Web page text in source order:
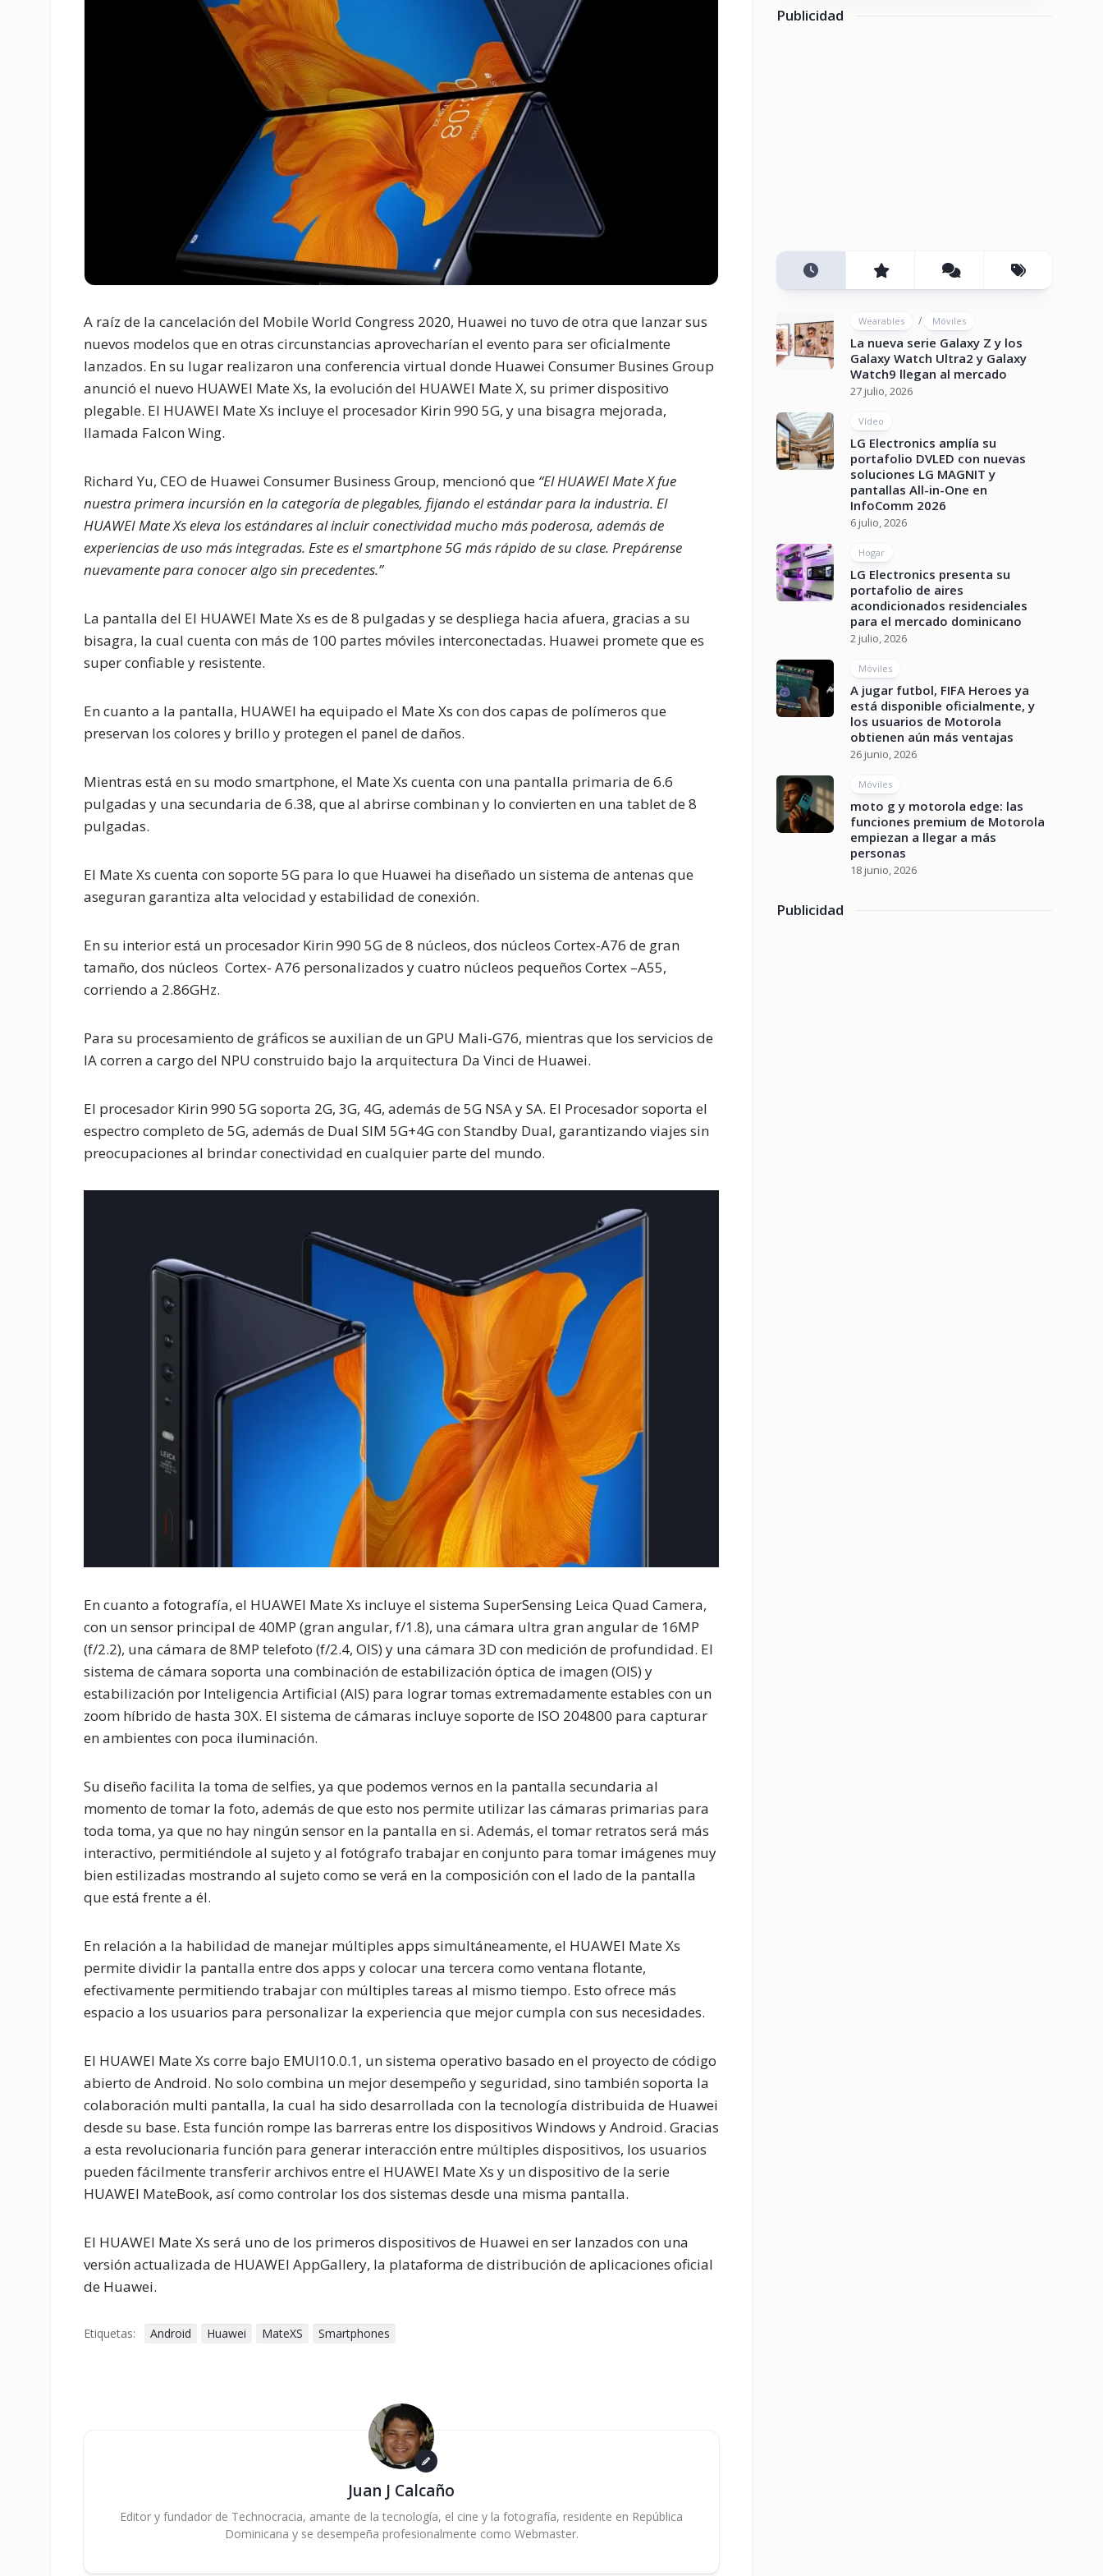
A raíz de la cancelación del Mobile World Congress 2020, Huawei no tuvo de otra que lanzar sus
nuevos modelos que en otras circunstancias aprovecharían el evento para ser oficialmente
lanzados. En su lugar realizaron una conferencia virtual donde Huawei Consumer Busines Group
anunció el nuevo HUAWEI Mate Xs, la evolución del HUAWEI Mate X, su primer dispositivo
plegable. El HUAWEI Mate Xs incluye el procesador Kirin 990 5G, y una bisagra mejorada,
llamada Falcon Wing.
Richard Yu, CEO de Huawei Consumer Business Group, mencionó que “El HUAWEI Mate X fue
nuestra primera incursión en la categoría de plegables, fijando el estándar para la industria. El
HUAWEI Mate Xs eleva los estándares al incluir conectividad mucho más poderosa, además de
experiencias de uso más integradas. Este es el smartphone 5G más rápido de su clase. Prepárense
nuevamente para conocer algo sin precedentes.”
La pantalla del El HUAWEI Mate Xs es de 8 pulgadas y se despliega hacia afuera, gracias a su
bisagra, la cual cuenta con más de 100 partes móviles interconectadas. Huawei promete que es
super confiable y resistente.
En cuanto a la pantalla, HUAWEI ha equipado el Mate Xs con dos capas de polímeros que
preservan los colores y brillo y protegen el panel de daños.
Mientras está en su modo smartphone, el Mate Xs cuenta con una pantalla primaria de 6.6
pulgadas y una secundaria de 6.38, que al abrirse combinan y lo convierten en una tablet de 8
pulgadas.
El Mate Xs cuenta con soporte 5G para lo que Huawei ha diseñado un sistema de antenas que
aseguran garantiza alta velocidad y estabilidad de conexión.
En su interior está un procesador Kirin 990 5G de 8 núcleos, dos núcleos Cortex-A76 de gran
tamaño, dos núcleos Cortex- A76 personalizados y cuatro núcleos pequeños Cortex –A55,
corriendo a 2.86GHz.
Para su procesamiento de gráficos se auxilian de un GPU Mali-G76, mientras que los servicios de
IA corren a cargo del NPU construido bajo la arquitectura Da Vinci de Huawei.
El procesador Kirin 990 5G soporta 2G, 3G, 4G, además de 5G NSA y SA. El Procesador soporta el
espectro completo de 5G, además de Dual SIM 5G+4G con Standby Dual, garantizando viajes sin
preocupaciones al brindar conectividad en cualquier parte del mundo.
En cuanto a fotografía, el HUAWEI Mate Xs incluye el sistema SuperSensing Leica Quad Camera,
con un sensor principal de 40MP (gran angular, f/1.8), una cámara ultra gran angular de 16MP
(f/2.2), una cámara de 8MP telefoto (f/2.4, OIS) y una cámara 3D con medición de profundidad. El
sistema de cámara soporta una combinación de estabilización óptica de imagen (OIS) y
estabilización por Inteligencia Artificial (AIS) para lograr tomas extremadamente estables con un
zoom híbrido de hasta 30X. El sistema de cámaras incluye soporte de ISO 204800 para capturar
en ambientes con poca iluminación.
Su diseño facilita la toma de selfies, ya que podemos vernos en la pantalla secundaria al
momento de tomar la foto, además de que esto nos permite utilizar las cámaras primarias para
toda toma, ya que no hay ningún sensor en la pantalla en si. Además, el tomar retratos será más
interactivo, permitiéndole al sujeto y al fotógrafo trabajar en conjunto para tomar imágenes muy
bien estilizadas mostrando al sujeto como se verá en la composición con el lado de la pantalla
que está frente a él.
En relación a la habilidad de manejar múltiples apps simultáneamente, el HUAWEI Mate Xs
permite dividir la pantalla entre dos apps y colocar una tercera como ventana flotante,
efectivamente permitiendo trabajar con múltiples tareas al mismo tiempo. Esto ofrece más
espacio a los usuarios para personalizar la experiencia que mejor cumpla con sus necesidades.
El HUAWEI Mate Xs corre bajo EMUI10.0.1, un sistema operativo basado en el proyecto de código
abierto de Android. No solo combina un mejor desempeño y seguridad, sino también soporta la
colaboración multi pantalla, la cual ha sido desarrollada con la tecnología distribuida de Huawei
desde su base. Esta función rompe las barreras entre los dispositivos Windows y Android. Gracias
a esta revolucionaria función para generar interacción entre múltiples dispositivos, los usuarios
pueden fácilmente transferir archivos entre el HUAWEI Mate Xs y un dispositivo de la serie
HUAWEI MateBook, así como controlar los dos sistemas desde una misma pantalla.
El HUAWEI Mate Xs será uno de los primeros dispositivos de Huawei en ser lanzados con una
versión actualizada de HUAWEI AppGallery, la plataforma de distribución de aplicaciones oficial
de Huawei.
Etiquetas: Android Huawei MateXS Smartphones
Juan J Calcaño
Editor y fundador de Technocracia, amante de la tecnología, el cine y la fotografía, residente en República
Dominicana y se desempeña profesionalmente como Webmaster.
Publicidad
Wearables / Móviles
La nueva serie Galaxy Z y los
Galaxy Watch Ultra2 y Galaxy
Watch9 llegan al mercado
27 julio, 2026
Vídeo
LG Electronics amplía su
portafolio DVLED con nuevas
soluciones LG MAGNIT y
pantallas All-in-One en
InfoComm 2026
6 julio, 2026
Hogar
LG Electronics presenta su
portafolio de aires
acondicionados residenciales
para el mercado dominicano
2 julio, 2026
Móviles
A jugar futbol, FIFA Heroes ya
está disponible oficialmente, y
los usuarios de Motorola
obtienen aún más ventajas
26 junio, 2026
Móviles
moto g y motorola edge: las
funciones premium de Motorola
empiezan a llegar a más
personas
18 junio, 2026
Publicidad